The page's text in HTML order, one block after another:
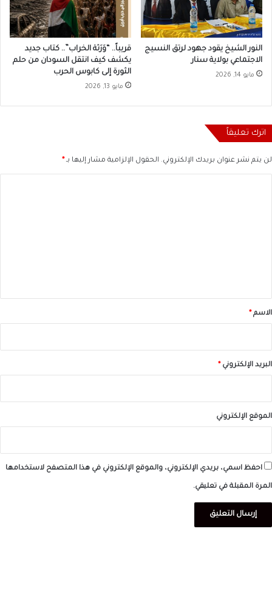
النور الشيخ يقود جهود لرتق النسيج
الاجتماعي بولاية سنار
مايو 14, 2026
قريباً.. “وَرَثة الخراب”.. كتاب جديد
يكشف كيف انتقل السودان من حلم
الثورة إلى كابوس الحرب
مايو 13, 2026
اترك تعليقاً
لن يتم نشر عنوان بريدك الإلكتروني. الحقول الإلزامية مشار إليها بـ *
*الاسم *
البريد الإلكتروني *
الموقع الإلكتروني
احفظ اسمي، بريدي الإلكتروني، والموقع الإلكتروني في هذا المتصفح لاستخدامها
المرة المقبلة في تعليقي.